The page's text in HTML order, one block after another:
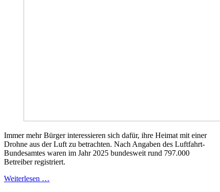
Immer mehr Bürger interessieren sich dafür, ihre Heimat mit einer
Drohne aus der Luft zu betrachten. Nach Angaben des Luftfahrt-
Bundesamtes waren im Jahr 2025 bundesweit rund 797.000
Betreiber registriert.
Weiterlesen …